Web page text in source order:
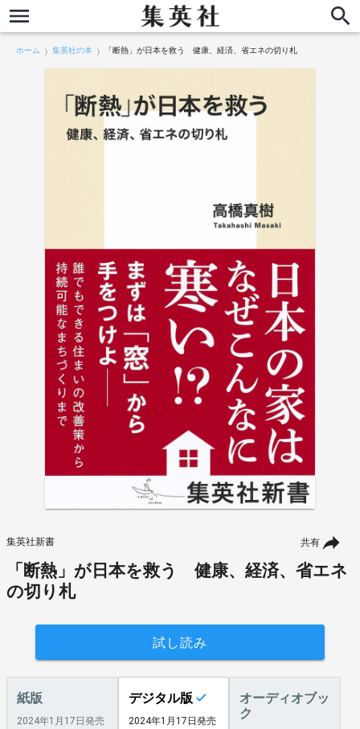
ホーム 集英社の本 「断熱」が日本を救う 健康、経済、省エネの切り札
共有
集英社新書
「断熱」が日本を救う 健康、経済、省エネ
の切り札
試し読み
紙版
2024年1月17日発売
デジタル版
2024年1月17日発売
オーディオブッ
ク